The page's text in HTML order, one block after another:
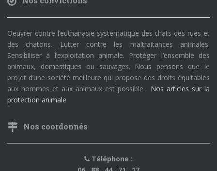
Oeuvrer contre l’euthanasie systématique des chats des rues et
des chatons. Lutter contre les maltraitances animales.
Sensibiliser à l’exploitation animale. Protéger l’ensemble des
animaux, domestiques ou sauvages. Nous pensons que le
projet d’une société meilleure qui propose des droits équitables
aux hommes et aux animaux est possible . Nos articles sur la
protection animale
Nos coordonnés
Téléphone :